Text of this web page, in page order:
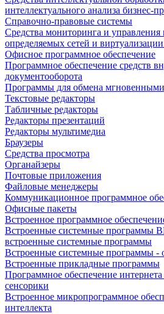
интеллектуального анализа бизнес-
Справочно-правовые системы
Средства мониторинга и
определяемых сетей и
Офисное программное обеспечение
Программное обеспечение средств
документооборота
Программы для обмена
Текстовые редакторы
Табличные редакторы
Редакторы презентаций
Редакторы мультимедиа
Браузеры
Средства просмотра
Органайзеры
Почтовые приложения
Файловые менеджеры
Коммуникационное программное
Офисные пакеты
Встроенное программное
Встроенные системные программы
встроенные системные программы
Встроенные системные программы -
Встроенные прикладные программы
Программное обеспечение
сенсорики
Встроенное микропрограммное
интеллекта